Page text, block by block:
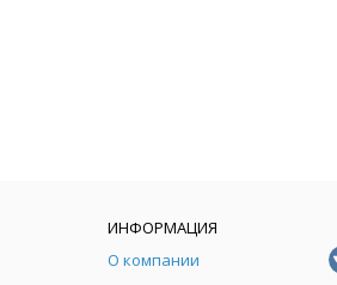
ИНФОРМАЦИЯ
О компании